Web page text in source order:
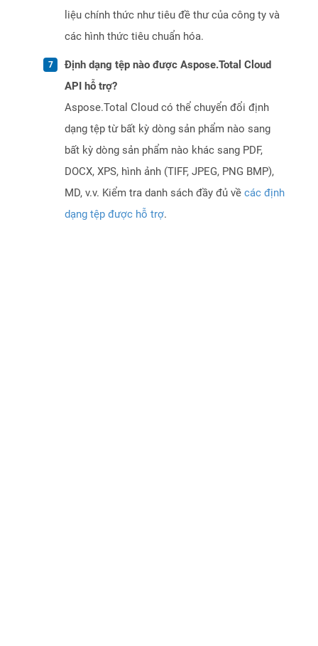
liệu chính thức như tiêu đề thư của công ty và
các hình thức tiêu chuẩn hóa.
Định dạng tệp nào được Aspose.Total Cloud
API hỗ trợ?
Aspose.Total Cloud có thể chuyển đổi định
dạng tệp từ bất kỳ dòng sản phẩm nào sang
bất kỳ dòng sản phẩm nào khác sang PDF,
DOCX, XPS, hình ảnh (TIFF, JPEG, PNG BMP),
MD, v.v. Kiểm tra danh sách đầy đủ về các định
dạng tệp được hỗ trợ.